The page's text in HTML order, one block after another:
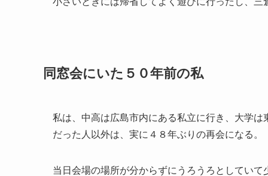
同窓会にいた５０年前の私
私は、中高は広島市内にある私立に行き、大学
だった人以外は、実に４８年ぶりの再会になる。
当日会場の場所が分からずにうろうろとしてい